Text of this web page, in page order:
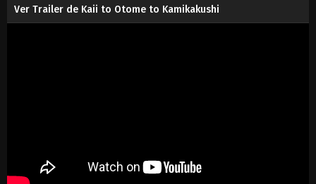
Ver Trailer de Kaii to Otome to Kamikakushi